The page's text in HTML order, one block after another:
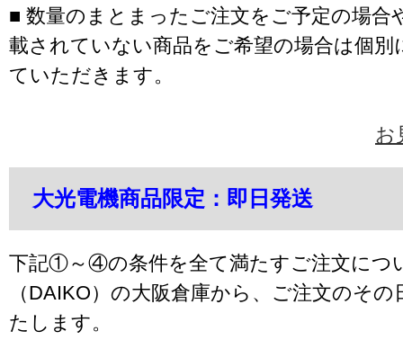
■ 数量のまとまったご注文をご予定の場合
載されていない商品をご希望の場合は個別
ていただきます。
お
大光電機商品限定：即日発送
下記①～④の条件を全て満たすご注文につ
（DAIKO）の大阪倉庫から、ご注文のそ
たします。